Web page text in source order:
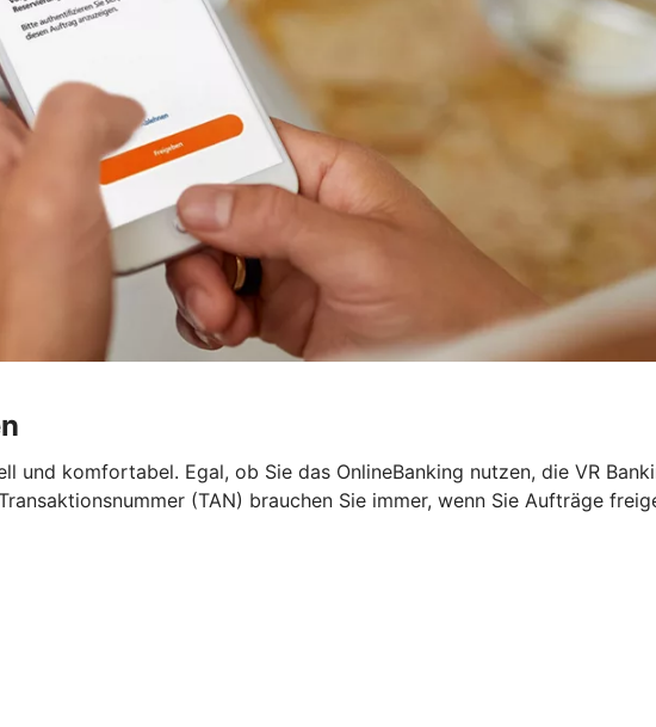
und komfortabel. Egal, ob Sie das OnlineBanking nutzen, die VR
(TAN) brauchen Sie immer, wenn Sie Aufträge